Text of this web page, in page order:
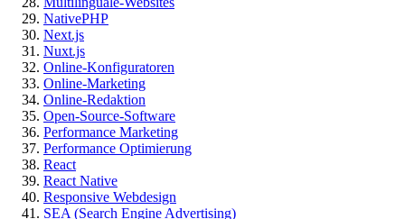
NativePHP
Next.js
Nuxt.js
Online-Konfiguratoren
Online-Marketing
Online-Redaktion
Open-Source-Software
Performance Marketing
Performance Optimierung
React
React Native
Responsive Webdesign
SEA (Search Engine Advertising)